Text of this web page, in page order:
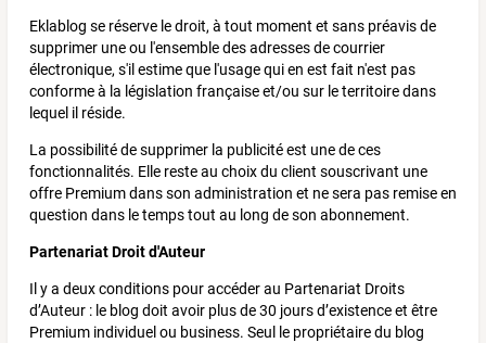
Eklablog se réserve le droit, à tout moment et sans préavis de
supprimer une ou l'ensemble des adresses de courrier
électronique, s'il estime que l'usage qui en est fait n'est pas
conforme à la législation française et/ou sur le territoire dans
lequel il réside.
La possibilité de supprimer la publicité est une de ces
fonctionnalités. Elle reste au choix du client souscrivant une
offre Premium dans son administration et ne sera pas remise en
question dans le temps tout au long de son abonnement.
Partenariat Droit d'Auteur
Il y a deux conditions pour accéder au Partenariat Droits
d’Auteur : le blog doit avoir plus de 30 jours d’existence et être
Premium individuel ou business. Seul le propriétaire du blog